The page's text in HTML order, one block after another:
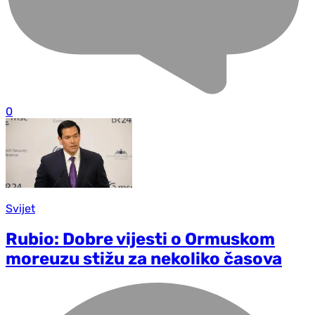
0
Svijet
Rubio: Dobre vijesti o Ormuskom
moreuzu stižu za nekoliko časova